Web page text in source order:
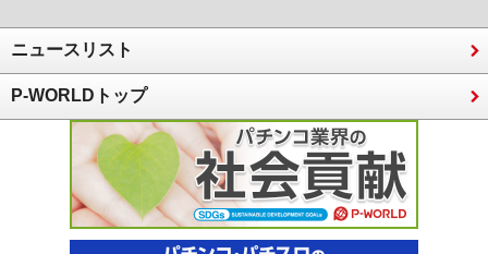
ニュースリスト
P-WORLDトップ